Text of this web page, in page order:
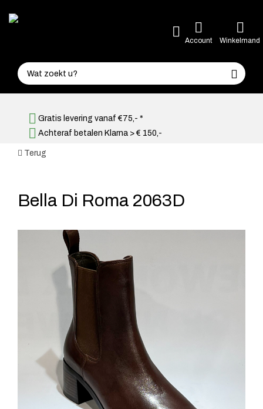
Account Winkelmand
Gratis levering vanaf €75,- *
Achteraf betalen Klarna > € 150,-
Terug
Bella Di Roma 2063D